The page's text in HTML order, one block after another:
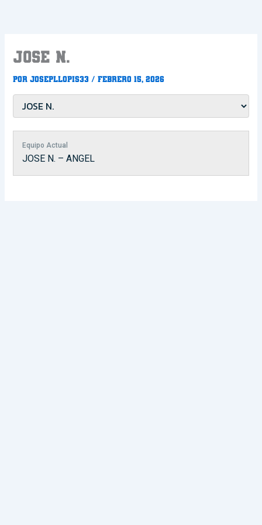
JOSE N.
PorJosepllopis33/febrero 15, 2026
Equipo Actual
JOSE N. – ANGEL